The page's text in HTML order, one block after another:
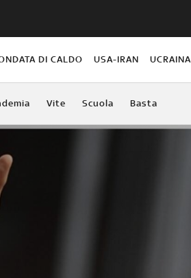
DI CALDO USA-IRAN UCRAINA
Vite Scuola Basta